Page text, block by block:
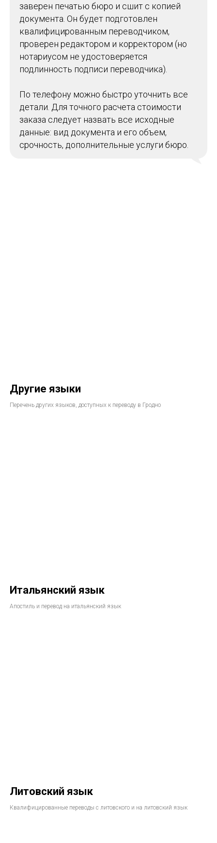
заверен печатью бюро и сшит с копией
документа. Он будет подготовлен
квалифицированным переводчиком,
проверен редактором и корректором (но
нотариусом не удостоверяется
подлинность подписи переводчика).
По телефону можно быстро уточнить все
детали. Для точного расчета стоимости
заказа следует назвать все исходные
данные: вид документа и его объем,
срочность, дополнительные услуги бюро.
Другие языки
Перечень других языков, доступных к переводу в Гродно
Итальянский язык
Апостиль и перевод на итальянский язык
Литовский язык
Квалифицированные переводы с литовского и на литовский язык